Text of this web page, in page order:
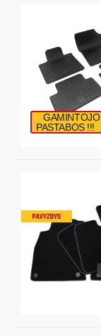
GAMINTOJO
PASTABOS !!!